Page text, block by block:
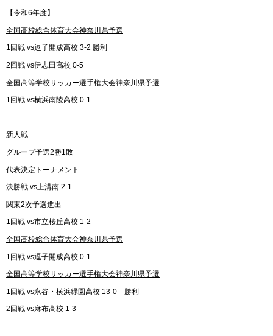
【令和6年度】
全国高校総合体育大会神奈川県予選
1回戦 vs逗子開成高校 3-2 勝利
2回戦 vs伊志田高校 0-5
全国高等学校サッカー選手権大会神奈川県予選
1回戦 vs横浜南陵高校 0-1
新人戦
グループ予選2勝1敗
代表決定トーナメント
決勝戦 vs上溝南 2-1
関東2次予選進出
1回戦 vs市立桜丘高校 1-2
全国高校総合体育大会神奈川県予選
1回戦 vs逗子開成高校 0-1
全国高等学校サッカー選手権大会神奈川県予選
1回戦 vs永谷・横浜緑園高校 13-0 勝利
2回戦 vs麻布高校 1-3